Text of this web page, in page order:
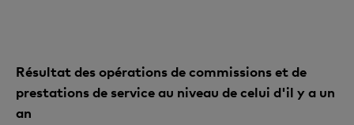
Résultat des opérations de commissions et de
prestations de service au niveau de celui d'il y a un
an